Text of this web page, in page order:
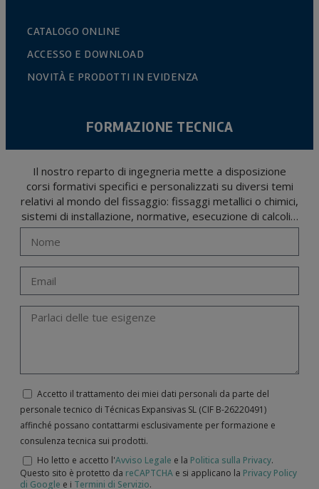
CATALOGO ONLINE
ACCESSO E DOWNLOAD
NOVITÀ E PRODOTTI IN EVIDENZA
FORMAZIONE TECNICA
Il nostro reparto di ingegneria mette a disposizione
corsi formativi specifici e personalizzati su diversi temi
relativi al mondo del fissaggio: fissaggi metallici o chimici,
sistemi di installazione, normative, esecuzione di calcoli…
Accetto il trattamento dei miei dati personali da parte del
personale tecnico di Técnicas Expansivas SL (CIF B-­26220491)
affinché possano contattarmi esclusivamente per formazione e
consulenza tecnica sui prodotti.
Ho letto e accetto l'Avviso Legale e la Politica sulla Privacy.
Questo sito è protetto da reCAPTCHA e si applicano la Privacy Policy
di Google e i Termini di Servizio.